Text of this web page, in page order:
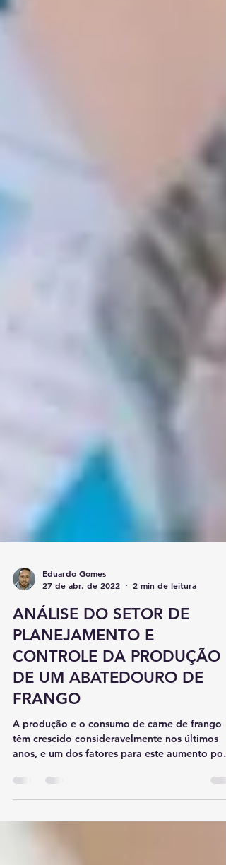
Eduardo Gomes
27 de abr. de 2022
2 min de leitura
ANÁLISE DO SETOR DE
PLANEJAMENTO E
CONTROLE DA PRODUÇÃO
DE UM ABATEDOURO DE
FRANGO
A produção e o consumo de carne de frango
anos, e um dos fatores para este aumento
se dar...